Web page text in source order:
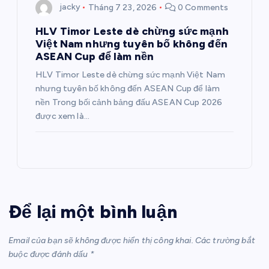
jacky Tháng 7 23, 2026 0 Comments
HLV Timor Leste dè chừng sức mạnh
Việt Nam nhưng tuyên bố không đến
ASEAN Cup để làm nền
HLV Timor Leste dè chừng sức mạnh Việt Nam
nhưng tuyên bố không đến ASEAN Cup để làm
nền Trong bối cảnh bảng đấu ASEAN Cup 2026
được xem là…
Để lại một bình luận
Email của bạn sẽ không được hiển thị công khai. Các trường bắt
buộc được đánh dấu *